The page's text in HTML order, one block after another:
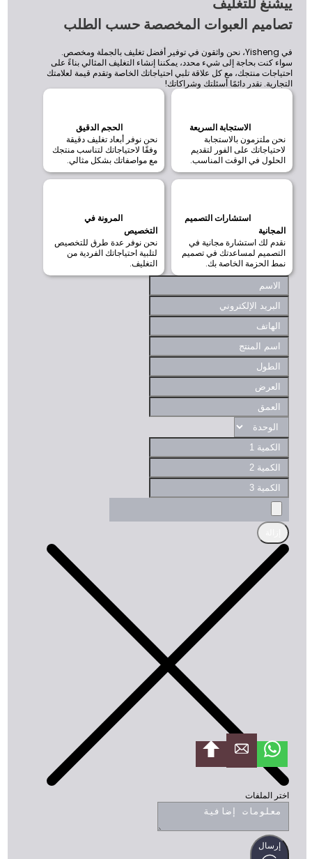
العبوات المخصصة حسب الطلب
في Yisheng، نحن واثقون في توفير أفضل تغليف بالجملة ومخصص.
كنت بحاجة إلى شيء محدد، يمكننا إنشاء التغليف المثالي بناءً على
منتجك، مع كل علاقة تلبي احتياجاتك الخاصة وتقدم قيمة لعلامتك
نقدر دائمًا أسئلتك وشراكاتك!
الاستجابة السريعة
نحن ملتزمون بالاستجابة
لاحتياجاتك على الفور لتقديم
الحلول في الوقت المناسب.
الحجم الدقيق
نحن نوفر أبعاد تغليف دقيقة
وفقًا لاحتياجاتك لتناسب منتجك
مع مواصفاتك بشكل مثالي.
استشارات التصميم
المجانية
نقدم لك استشارة مجانية في
التصميم لمساعدتك في تصميم
نمط الحزمة الخاصة بك.
المرونة في
التخصيص
نحن نوفر عدة طرق للتخصيص
لتلبية احتياجاتك الفردية من
التغليف.
الملفات
إرسال